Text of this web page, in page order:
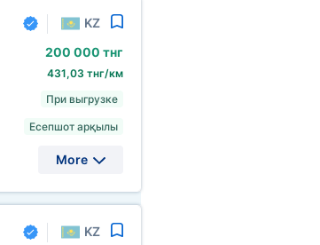
KZ
200 000 тнг
431,03 тнг/км
При выгрузке
Есепшот арқылы
More
KZ